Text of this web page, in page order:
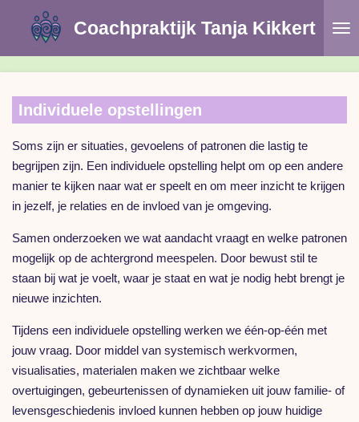
direct
naar
hoofdinhoud
Coachpraktijk Tanja Kikkert
Individuele opstellingen
Soms zijn er situaties, gevoelens of patronen die lastig te
begrijpen zijn. Een individuele opstelling helpt om op een andere
manier te kijken naar wat er speelt en om meer inzicht te krijgen
in jezelf, je relaties en de invloed van je omgeving.
Samen onderzoeken we wat aandacht vraagt en welke patronen
mogelijk op de achtergrond meespelen. Door bewust stil te
staan bij wat je voelt, waar je staat en wat je nodig hebt brengt je
nieuwe inzichten.
Tijdens een individuele opstelling werken we één-op-één met
jouw vraag. Door middel van systemisch werkvormen,
visualisaties, materialen maken we zichtbaar welke
overtuigingen, gebeurtenissen of dynamieken uit jouw familie- of
levensgeschiedenis invloed kunnen hebben op jouw huidige